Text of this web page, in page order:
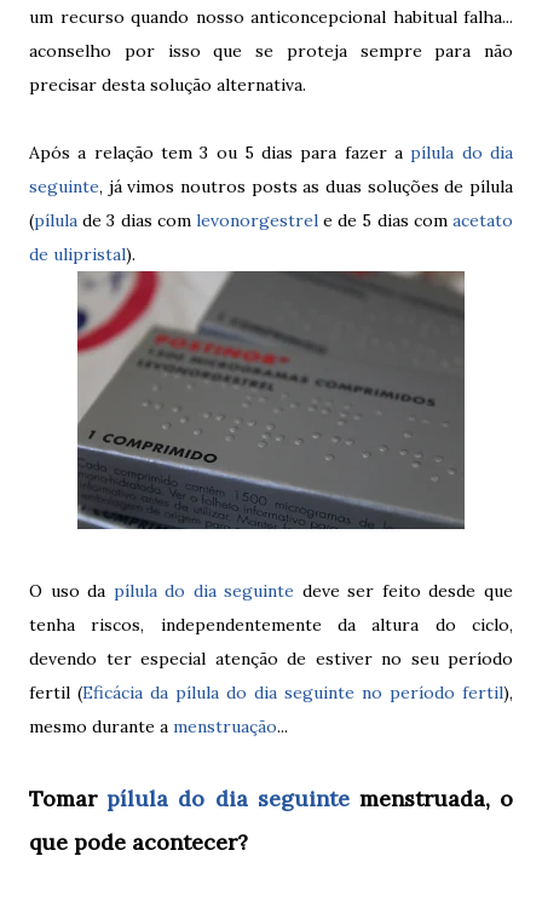
um recurso quando nosso anticoncepcional habitual falha...
aconselho por isso que se proteja sempre para não
precisar desta solução alternativa.
Após a relação tem 3 ou 5 dias para fazer apílula do dia
seguinte, já vimos noutros posts as duas soluções de pílula
(pílula de 3 dias com levonorgestrele de 5 dias comacetato
de ulipristal).
O uso da pílula do dia seguinte deve ser feito desde que
tenha riscos, independentemente da altura do ciclo,
devendo ter especial atenção de estiver no seu período
fertil (Eficácia da pílula do dia seguinte no período fertil),
mesmo durante a menstruação...
Tomarpílula do dia seguintemenstruada, o
que pode acontecer?